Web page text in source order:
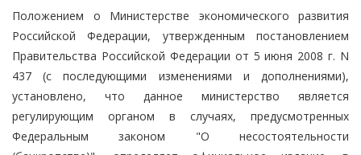
Положением о Министерстве экономического развития
Российской Федерации, утвержденным постановлением
Правительства Российской Федерации от 5 июня 2008 г. N
437 (с последующими изменениями и дополнениями),
установлено, что данное министерство является
регулирующим органом в случаях, предусмотренных
Федеральным законом "О несостоятельности